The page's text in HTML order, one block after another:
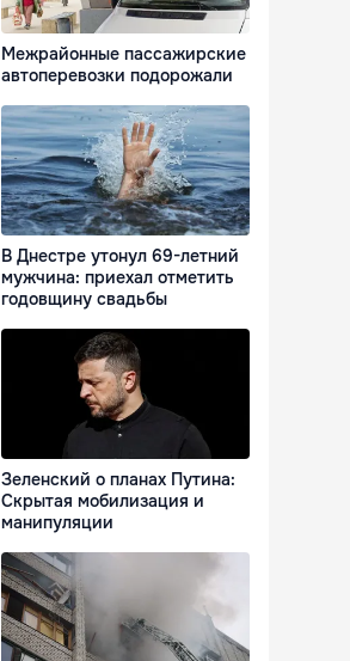
Межрайонные пассажирские
автоперевозки подорожали
В Днестре утонул 69-летний
мужчина: приехал отметить
годовщину свадьбы
Зеленский о планах Путина:
Скрытая мобилизация и
манипуляции